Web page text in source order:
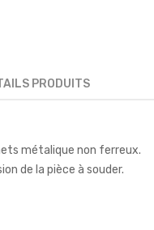
PRODUITS
métalique non ferreux.
de la pièce à souder.